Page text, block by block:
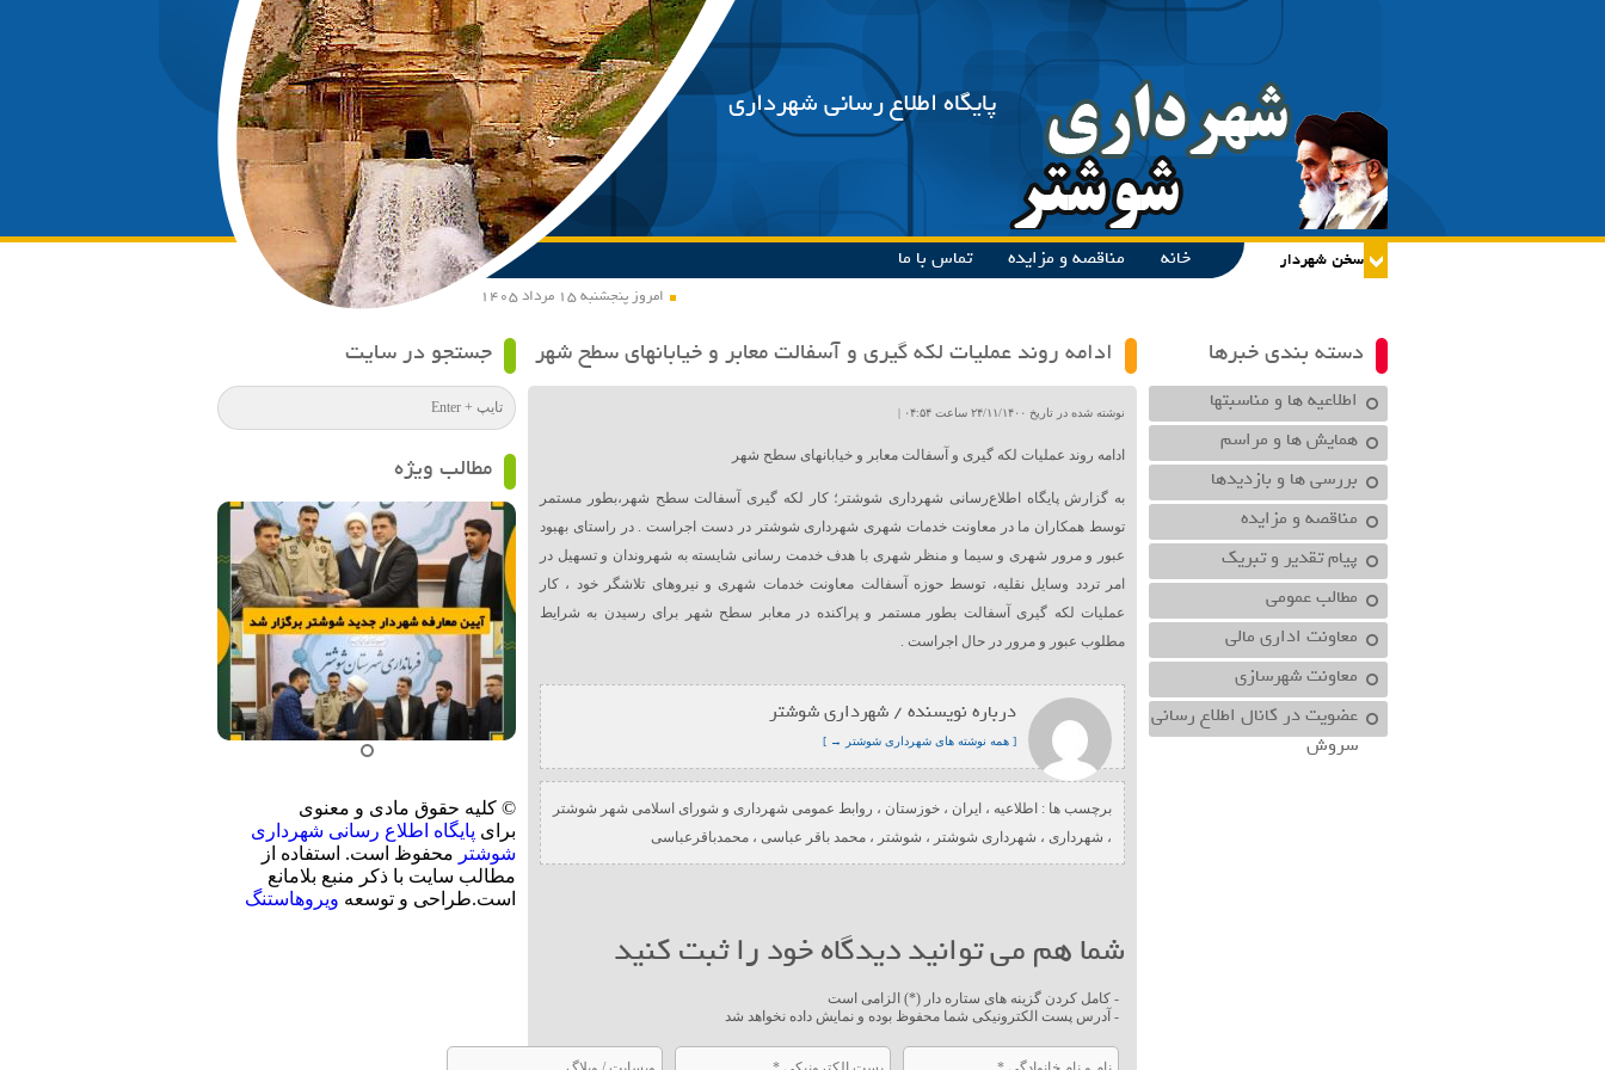
پایگاه اطلاع رسانی شهرداری
امروز پنجشنبه ۱۵ مرداد ۱۴۰۵
خانه مناقصه و مزایده تماس با ما
دسته بندی خبرها
اطلاعیه ها و مناسبتها
همایش ها و مراسم
بررسی ها و بازدیدها
مناقصه و مزایده
پیام تقدیر و تبریک
مطالب عمومی
معاونت اداري مالي
معاونت شهرسازي
عضویت در کانال اطلاع رسانی
سروش
ادامه روند عملیات لکه گیری و آسفالت معابر و خیابانهای سطح شهر
نوشته شده در تاریخ ۲۴/۱۱/۱۴۰۰ ساعت ۰۴:۵۴ |
ادامه روند عملیات لکه گیری و آسفالت معابر و خیابانهای سطح شهر
به گزارش پایگاه اطلاع‌رسانی شهرداری شوشتر؛ کار لکه گیری آسفالت سطح شهر،بطور مستمر
توسط همکاران ما در معاونت خدمات شهری شهرداری شوشتر در دست اجراست . در راستای بهبود
عبور و مرور شهری و سیما و منظر شهری با هدف خدمت رسانی شایسته به شهروندان و تسهیل در
امر تردد وسایل نقلیه، توسط حوزه آسفالت معاونت خدمات شهری و نیروهای تلاشگر خود ، کار
عملیات لکه گیری آسفالت بطور مستمر و پراکنده در معابر سطح شهر برای رسیدن به شرایط
مطلوب عبور و مرور در حال اجراست .
درباره نویسنده / شهرداری شوشتر
[ همه نوشته های شهرداری شوشتر → ]
برچسب ها : اطلاعیه ، ایران ، خوزستان ، روابط عمومی شهرداری و شورای اسلامی شهر شوشتر
، شهرداری ، شهرداری شوشتر ، شوشتر ، محمد باقر عباسی ، محمدباقرعباسی
شما هم می توانید دیدگاه خود را ثبت کنید
- کامل کردن گزینه های ستاره دار (*) الزامی است
- آدرس پست الکترونیکی شما محفوظ بوده و نمایش داده نخواهد شد
جستجو در سایت
مطالب ویژه
© کلیه حقوق مادی و معنوی
برای پایگاه اطلاع رسانی شهرداری
شوشتر محفوظ است. استفاده از
مطالب سایت با ذکر منبع بلامانع
است.طراحی و توسعه ویروهاستنگ